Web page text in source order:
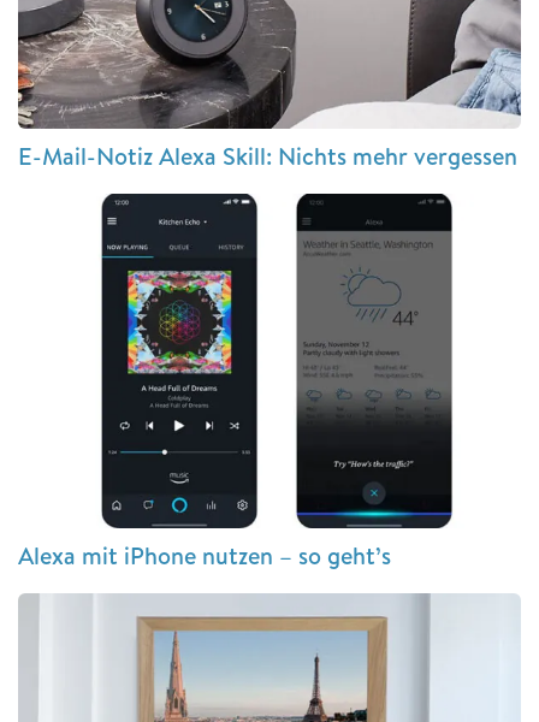
E-Mail-Notiz Alexa Skill: Nichts mehr vergessen
Alexa mit iPhone nutzen – so geht’s